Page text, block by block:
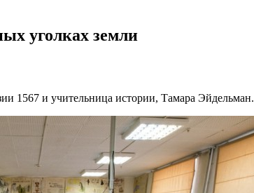
уголках земли
1567 и учительница истории, Тамара Эйдельман.